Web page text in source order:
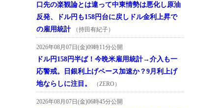
口先の楽観論とは違って中東情勢は悪化し原油
反発、ドル円も158円台に戻しドル金利上昇で
の雇用統計
（持田有紀子）
2026年08月07日(金)09時11分公開
ドル円158円半ば！今晩米雇用統計→介入も一
応警戒。日銀利上げペース加速か？9月利上げ
地ならしに注目。
（ZERO）
2026年08月07日(金)06時45分公開